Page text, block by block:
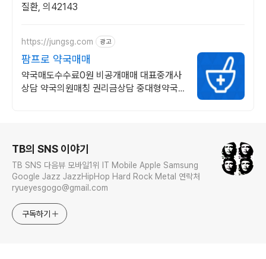
질환, 의42143
https://jungsg.com 광고
팜프로 약국매매
약국매도수수료0원 비공개매매 대표중개사
상담 약국의원매칭 권리금상담 중대형약국
TB의 SNS 이야기
TB SNS 다음뷰 모바일1위 IT Mobile Apple Samsung
Google Jazz JazzHipHop Hard Rock Metal 연락처
ryueyesgogo@gmail.com
구독하기